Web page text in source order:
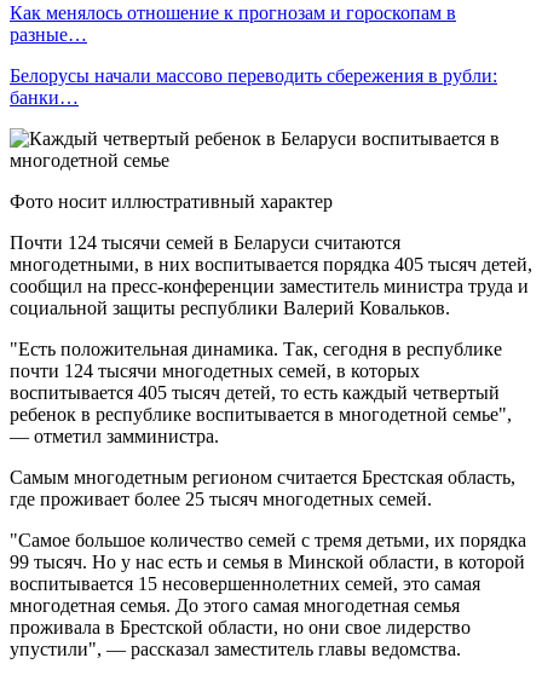
Как менялось отношение к прогнозам и гороскопам в
разные…
Белорусы начали массово переводить сбережения в рубли:
банки…
Фото носит иллюстративный характер
Почти 124 тысячи семей в Беларуси считаются
многодетными, в них воспитывается порядка 405 тысяч детей,
сообщил на пресс-конференции заместитель министра труда и
социальной защиты республики Валерий Ковальков.
"Есть положительная динамика. Так, сегодня в республике
почти 124 тысячи многодетных семей, в которых
воспитывается 405 тысяч детей, то есть каждый четвертый
ребенок в республике воспитывается в многодетной семье",
— отметил замминистра.
Самым многодетным регионом считается Брестская область,
где проживает более 25 тысяч многодетных семей.
"Самое большое количество семей с тремя детьми, их порядка
99 тысяч. Но у нас есть и семья в Минской области, в которой
воспитывается 15 несовершеннолетних семей, это самая
многодетная семья. До этого самая многодетная семья
проживала в Брестской области, но они свое лидерство
упустили", — рассказал заместитель главы ведомства.